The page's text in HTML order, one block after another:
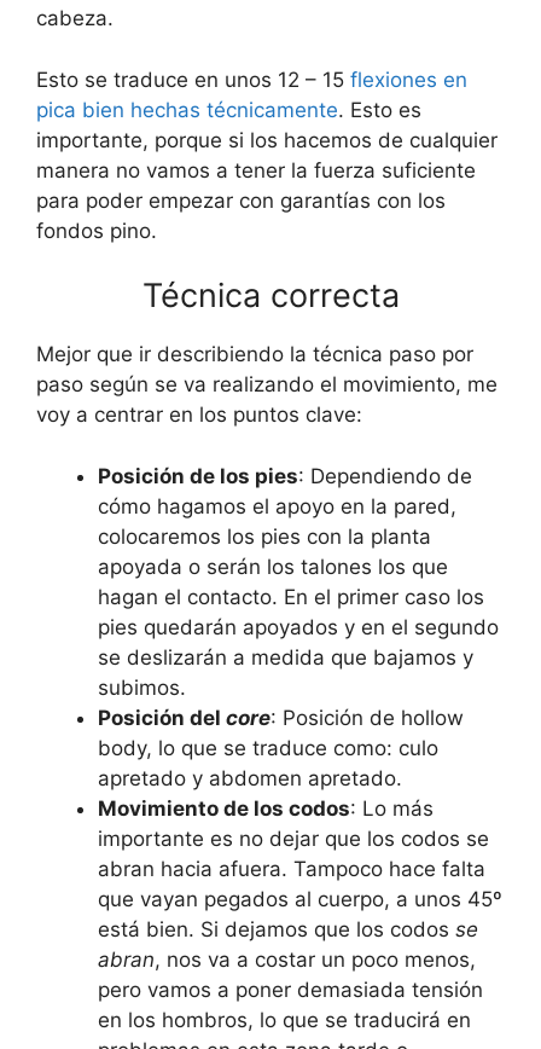
cabeza.
Esto se traduce en unos 12 – 15 flexiones en
pica bien hechas técnicamente. Esto es
importante, porque si los hacemos de cualquier
manera no vamos a tener la fuerza suficiente
para poder empezar con garantías con los
fondos pino.
Técnica correcta
Mejor que ir describiendo la técnica paso por
paso según se va realizando el movimiento, me
voy a centrar en los puntos clave:
Posición de los pies: Dependiendo de
cómo hagamos el apoyo en la pared,
colocaremos los pies con la planta
apoyada o serán los talones los que
hagan el contacto. En el primer caso los
pies quedarán apoyados y en el segundo
se deslizarán a medida que bajamos y
subimos.
Posición del core: Posición de hollow
body, lo que se traduce como: culo
apretado y abdomen apretado.
Movimiento de los codos: Lo más
importante es no dejar que los codos se
abran hacia afuera. Tampoco hace falta
que vayan pegados al cuerpo, a unos 45º
está bien. Si dejamos que los codos se
abran, nos va a costar un poco menos,
pero vamos a poner demasiada tensión
en los hombros, lo que se traducirá en